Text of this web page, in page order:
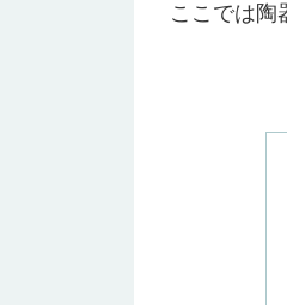
ここでは陶